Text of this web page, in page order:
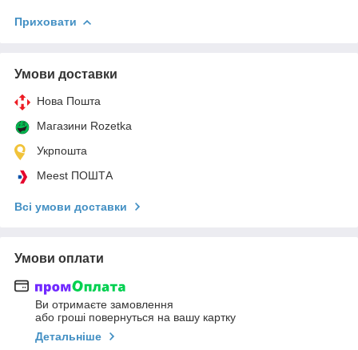
Приховати
Умови доставки
Нова Пошта
Магазини Rozetka
Укрпошта
Meest ПОШТА
Всі умови доставки
Умови оплати
Ви отримаєте замовлення
або гроші повернуться на вашу картку
Детальніше